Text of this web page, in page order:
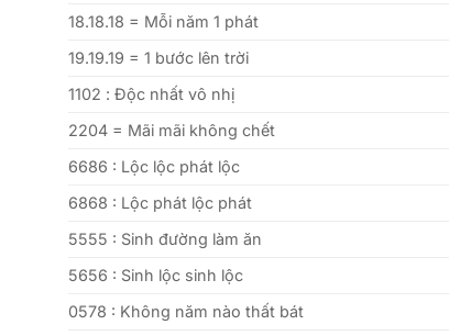
18.18.18 = Mỗi năm 1 phát
19.19.19 = 1 bước lên trời
1102 : Độc nhất vô nhị
2204 = Mãi mãi không chết
6686 : Lộc lộc phát lộc
6868 : Lộc phát lộc phát
5555 : Sinh đường làm ăn
5656 : Sinh lộc sinh lộc
0578 : Không năm nào thất bát